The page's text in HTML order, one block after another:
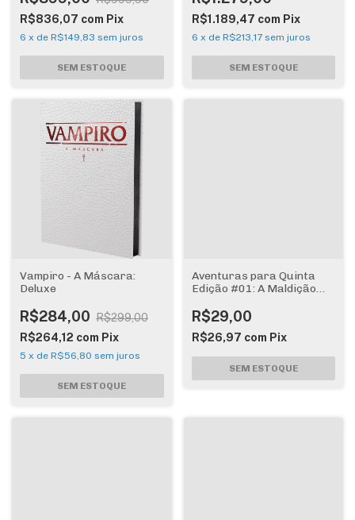
R$836,07 com Pix
6 x de R$149,83 sem juros
R$1.189,47 com Pix
6 x de R$213,17 sem juros
Vampiro - A Máscara:
Deluxe
R$284,00 R$299,00
R$264,12 com Pix
5 x de R$56,80 sem juros
Aventuras para Quinta
Edição #01: A Maldição
R$29,00
R$26,97 com Pix